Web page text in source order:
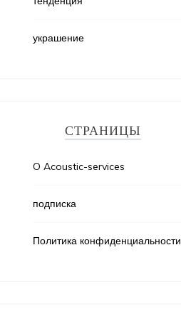
украшение
СТРАНИЦЫ
O Acoustic-services
подписка
Политика конфиденциальности